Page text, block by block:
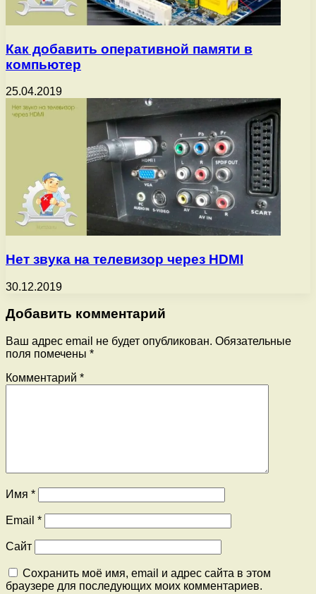
Как добавить оперативной памяти в
компьютер
25.04.2019
Нет звука на телевизор через HDMI
30.12.2019
Добавить комментарий
Ваш адрес email не будет опубликован. Обязательные
поля помечены *
Комментарий *
Имя *
Email *
Сайт
Сохранить моё имя, email и адрес сайта в этом
браузере для последующих моих комментариев.